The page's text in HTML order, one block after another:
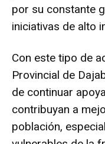
por su constante
iniciativas de alto
Con este tipo de
Provincial de
de continuar
contribuyan a
población,